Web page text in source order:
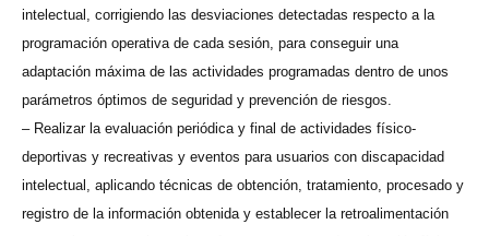
intelectual, corrigiendo las desviaciones detectadas respecto a la
programación operativa de cada sesión, para conseguir una
adaptación máxima de las actividades programadas dentro de unos
parámetros óptimos de seguridad y prevención de riesgos.
– Realizar la evaluación periódica y final de actividades físico-
deportivas y recreativas y eventos para usuarios con discapacidad
intelectual, aplicando técnicas de obtención, tratamiento, procesado y
registro de la información obtenida y establecer la retroalimentación